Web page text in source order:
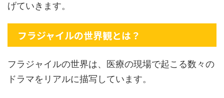
げていきます。
フラジャイルの世界観とは？
フラジャイルの世界は、医療の現場で起こる数々の
ドラマをリアルに描写しています。